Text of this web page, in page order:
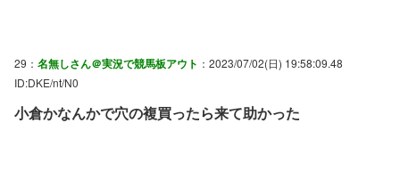
29： 名無しさん＠実況で競馬板アウト ：2023/07/02(日) 19:58:09.48
ID:DKE/nt/N0
小倉かなんかで穴の複買ったら来て助かった